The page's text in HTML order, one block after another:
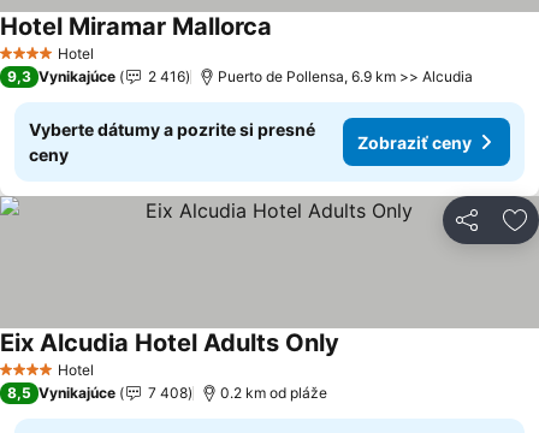
4 Počet hviezdičiek
Hotel
Hotel Miramar Mallorca
9,3 Vynikajúce 2 416 Puerto de Pollensa, 6.9 km >> Alcudia
Vyberte dátumy a pozrite si presné
ceny
Zobraziť ceny
Zdieľať
4 Počet hviezdičiek
Hotel
Eix Alcudia Hotel Adults Only
8,5 Vynikajúce 7 408 0.2 km od pláže